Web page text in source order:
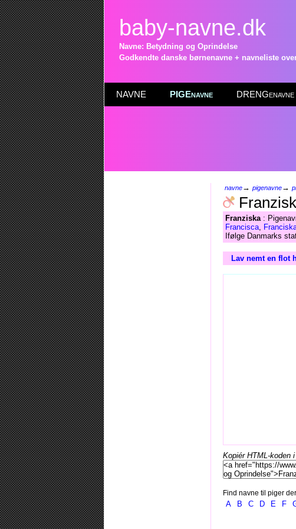
baby-navne.dk
Navne: Betydning og Oprindelse
Godkendte danske børnenavne + navneliste
NAVNE PIGEnavne DRENGenavne
navne→ pigenavne→
Franziska:
Francisca,
Ifølge Danmarks
Lav nemt en flot
Kopiér HTML-koden
Find navne til piger
A B C D E F